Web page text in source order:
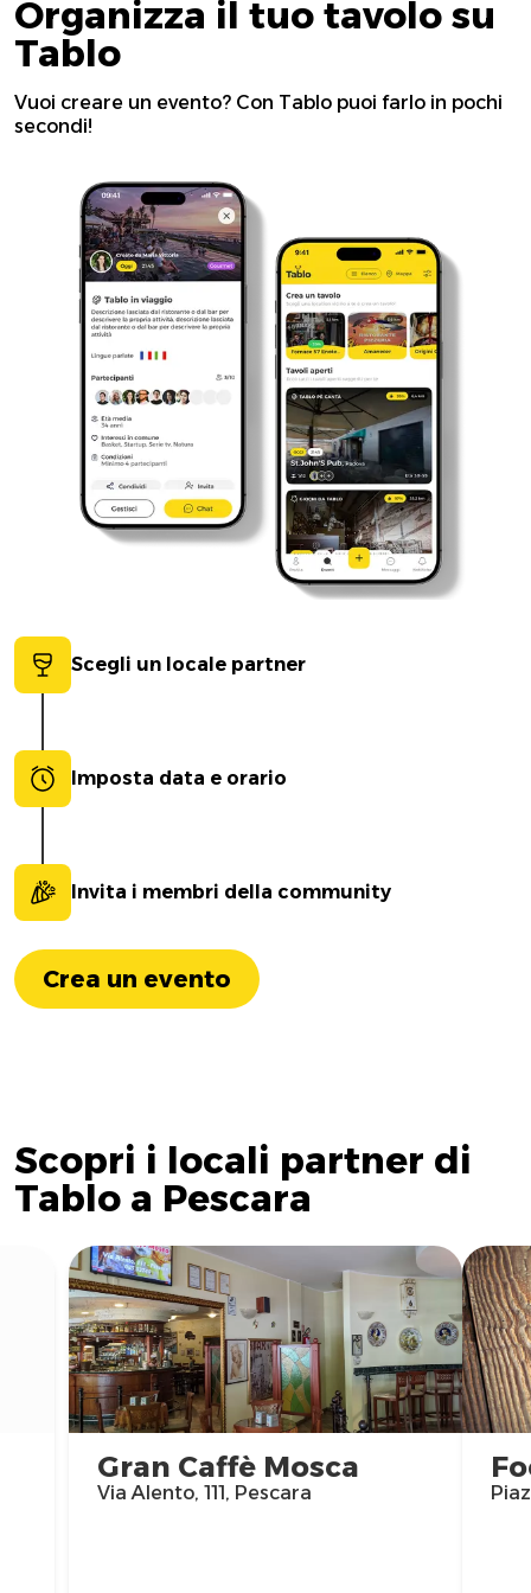
Organizza il tuo tavolo su
Tablo
Vuoi creare un evento? Con Tablo puoi farlo in pochi
secondi!
Scegli un locale partner
Imposta data e orario
Invita i membri della community
Crea un evento
Scopri i locali partner di
Tablo a Pescara
Gran Caffè Mosca
Via Alento, 111, Pescara